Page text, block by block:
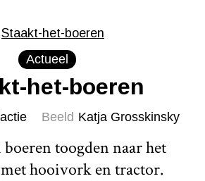
Actueel
het-boeren
Beeld Katja Grosskinsky
toogden naar het
hooivork en tractor.